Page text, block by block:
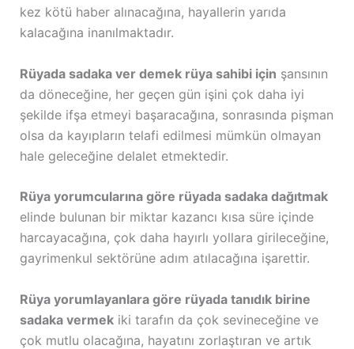
kez kötü haber alınacağına, hayallerin yarıda
kalacağına inanılmaktadır.
Rüyada sadaka ver demek rüya sahibi için şansının
da döneceğine, her geçen gün işini çok daha iyi
şekilde ifşa etmeyi başaracağına, sonrasında pişman
olsa da kayıpların telafi edilmesi mümkün olmayan
hale geleceğine delalet etmektedir.
Rüya yorumcularına göre rüyada sadaka dağıtmak
elinde bulunan bir miktar kazancı kısa süre içinde
harcayacağına, çok daha hayırlı yollara girileceğine,
gayrimenkul sektörüne adım atılacağına işarettir.
Rüya yorumlayanlara göre rüyada tanıdık birine
sadaka vermekiki tarafın da çok sevineceğine ve
çok mutlu olacağına, hayatını zorlaştıran ve artık